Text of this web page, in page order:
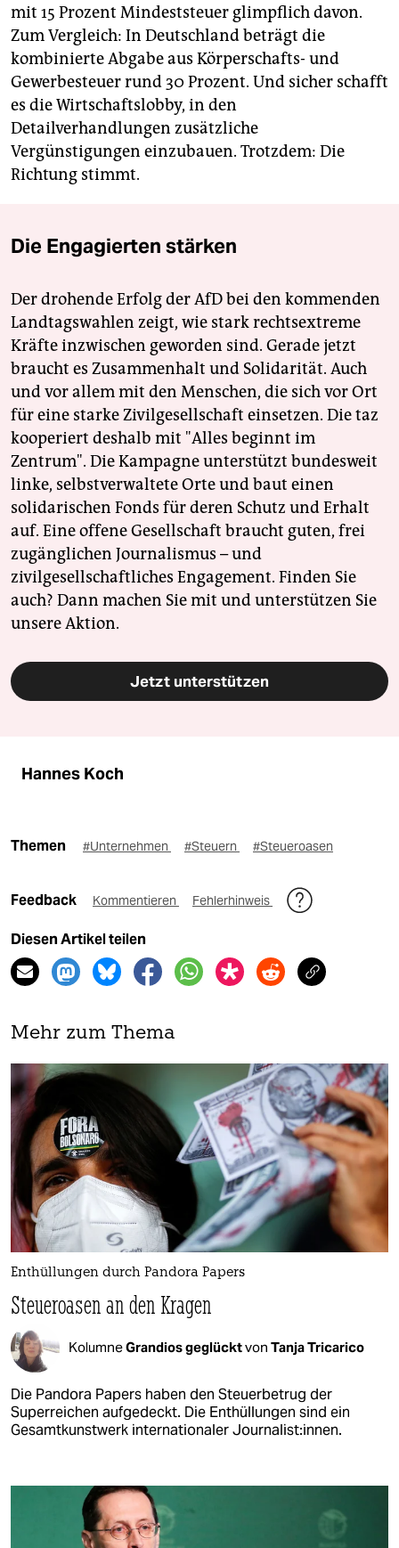
mit 15 Prozent Mindeststeuer glimpflich davon.
Zum Vergleich: In Deutschland beträgt die
kombinierte Abgabe aus Körperschafts- und
Gewerbesteuer rund 30 Prozent. Und sicher schafft
es die Wirtschaftslobby, in den
Detailverhandlungen zusätzliche
Vergünstigungen einzubauen. Trotzdem: Die
Richtung stimmt.
Die Engagierten stärken
Der drohende Erfolg der AfD bei den kommenden
Landtagswahlen zeigt, wie stark rechtsextreme
Kräfte inzwischen geworden sind. Gerade jetzt
braucht es Zusammenhalt und Solidarität. Auch
und vor allem mit den Menschen, die sich vor Ort
für eine starke Zivilgesellschaft einsetzen. Die taz
kooperiert deshalb mit "Alles beginnt im
Zentrum". Die Kampagne unterstützt bundesweit
linke, selbstverwaltete Orte und baut einen
solidarischen Fonds für deren Schutz und Erhalt
auf. Eine offene Gesellschaft braucht guten, frei
zugänglichen Journalismus – und
zivilgesellschaftliches Engagement. Finden Sie
auch? Dann machen Sie mit und unterstützen Sie
unsere Aktion.
Jetzt unterstützen
Hannes Koch
Themen #Unternehmen #Steuern #Steueroasen
Feedback Kommentieren Fehlerhinweis
Diesen Artikel teilen
Mehr zum Thema
Enthüllungen durch Pandora Papers
Steueroasen an den Kragen
KolumneGrandios geglücktvon Tanja Tricarico
Die Pandora Papers haben den Steuerbetrug der
Superreichen aufgedeckt. Die Enthüllungen sind ein
Gesamtkunstwerk internationaler Journalist:innen.